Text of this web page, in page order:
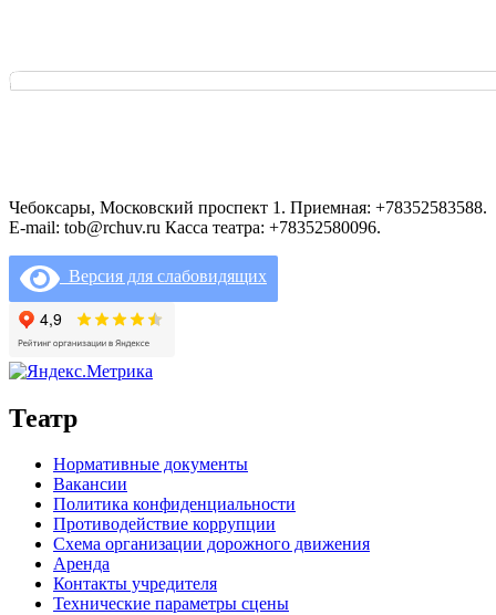
Чебоксары, Московский проспект 1. Приемная: +78352583588.
E-mail: tob@rchuv.ru Касса театра: +78352580096.
Версия для слабовидящих
Театр
Нормативные документы
Вакансии
Политика конфиденциальности
Противодействие коррупции
Схема организации дорожного движения
Аренда
Контакты учредителя
Технические параметры сцены